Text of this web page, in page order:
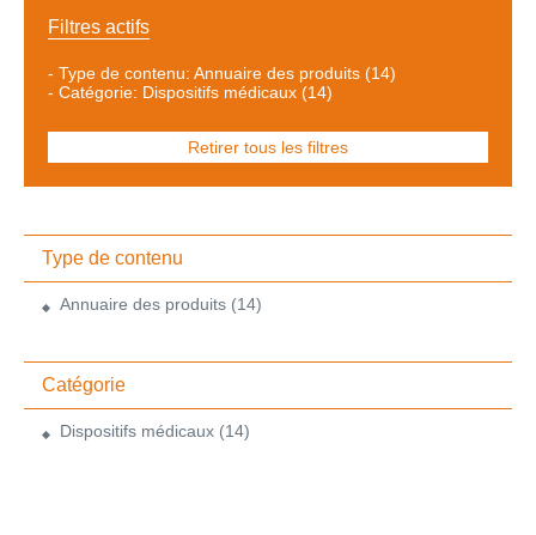
Filtres actifs
- Type de contenu: Annuaire des produits (14)
- Catégorie: Dispositifs médicaux (14)
Retirer tous les filtres
Type de contenu
Annuaire des produits (14)
Catégorie
Dispositifs médicaux (14)